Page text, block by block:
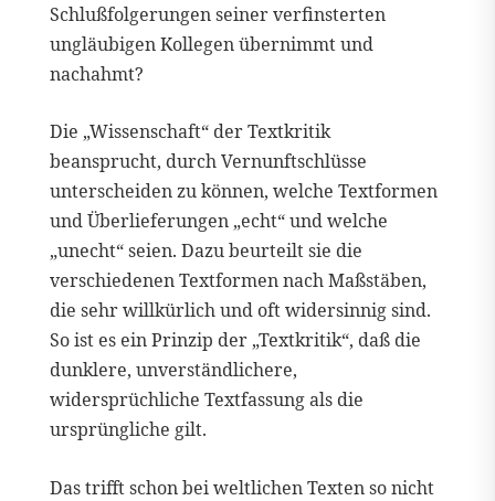
Schlußfolgerungen seiner verfinsterten
ungläubigen Kollegen übernimmt und
nachahmt?
Die „Wissenschaft“ der Textkritik
beansprucht, durch Vernunftschlüsse
unterscheiden zu können, welche Textformen
und Überlieferungen „echt“ und welche
„unecht“ seien. Dazu beurteilt sie die
verschiedenen Textformen nach Maßstäben,
die sehr willkürlich und oft widersinnig sind.
So ist es ein Prinzip der „Textkritik“, daß die
dunklere, unverständlichere,
widersprüchliche Textfassung als die
ursprüngliche gilt.
Das trifft schon bei weltlichen Texten so nicht